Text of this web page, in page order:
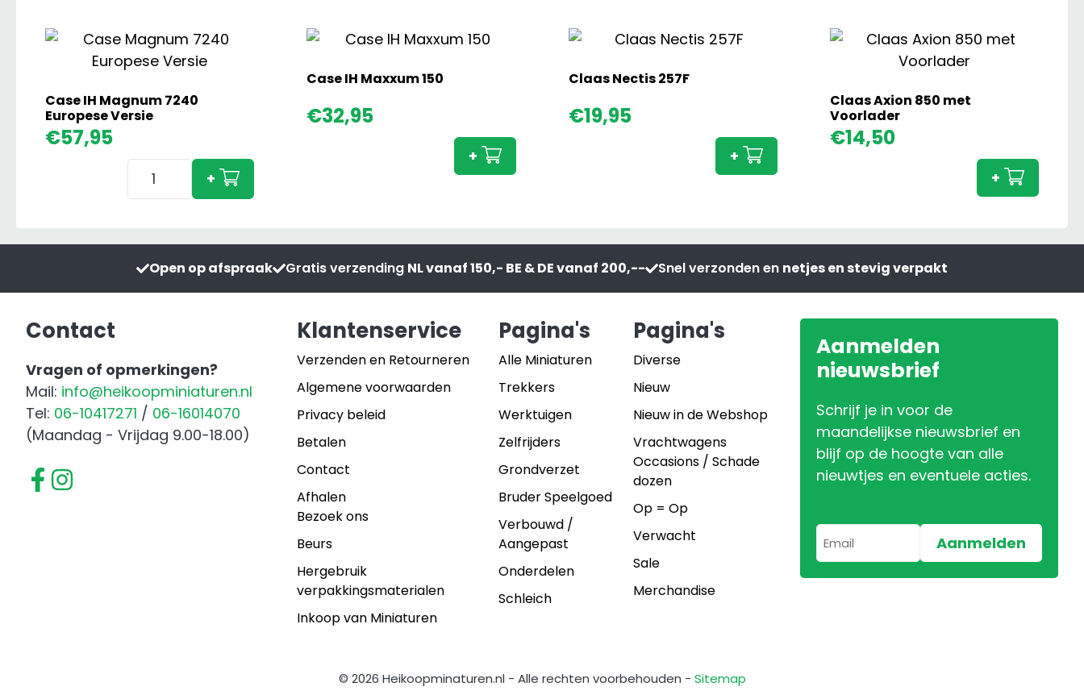
Case IH Magnum 7240
Europese Versie
€57,95
Case
Versie
aantal
+
Case IH Maxxum 150
€32,95
IH
150
+
Claas Nectis 257F
€19,95
Nectis
aantal
+
Claas Axion 850 met
Voorlader
€14,50
met
aantal
+
Open op afspraak Gratis verzending NL vanaf 150,- BE & DE vanaf 200,-- Snel verzonden en netjes en stevig verpakt
Contact
Vragen of opmerkingen?
Mail: info@heikoopminiaturen.nl
Tel: 06-10417271 / 06-16014070
(Maandag - Vrijdag 9.00-18.00)
Klantenservice
Verzenden en Retourneren
Algemene voorwaarden
Privacy beleid
Betalen
Contact
Afhalen
Bezoek ons
Beurs
Hergebruik
verpakkingsmaterialen
Inkoop van Miniaturen
Pagina's
Alle Miniaturen
Trekkers
Werktuigen
Zelfrijders
Grondverzet
Bruder Speelgoed
Verbouwd /
Aangepast
Onderdelen
Schleich
Pagina's
Diverse
Nieuw
Nieuw in de Webshop
Vrachtwagens
Occasions / Schade
dozen
Op = Op
Verwacht
Sale
Merchandise
Aanmelden
nieuwsbrief
Schrijf je in voor de
maandelijkse nieuwsbrief en
blijf op de hoogte van alle
nieuwtjes en eventuele acties.
© 2026 Heikoopminaturen.nl - Alle rechten voorbehouden - Sitemap